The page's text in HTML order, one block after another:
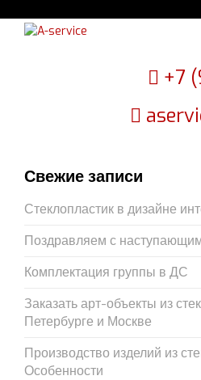
+7
Свежие записи
Стеклопластик в дизайне
Поздравляем с
Комплектация группы в ДС
Заказать арт-объекты из
Петербурге и Москве
Производство изделий из
Особенности